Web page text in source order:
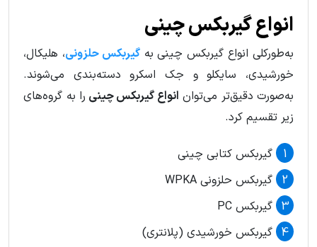
انواع گیربکس چینی
به‌طورکلی انواع گیربکس چینی بهگیربکس حلزونی، هلیکال،
خورشیدی، سایکلو و جک اسکرو دسته‌بندی می‌شوند.
به‌صورت دقیق‌تر می‌توان انواع گیربکس چینی را به گروه‌های
زیر تقسیم کرد.
گیربکس کتابی چینی
گیربکس حلزونی WPKA
گیربکس PC
گیربکس خورشیدی (پلانتری)